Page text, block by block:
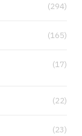
(294)
(165)
(17)
(22)
(23)